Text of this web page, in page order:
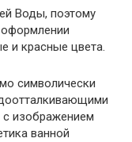
Воды, поэтому
и красные цвета.
символически
с изображением
ванной